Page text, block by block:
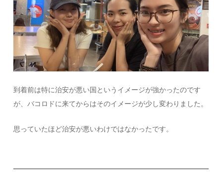
到着前は特に治安が悪い国というイメージが強かったのです
が、バコロドに来てからはそのイメージが少し変わりました。
思っていたほど治安が悪いわけではなかったです。